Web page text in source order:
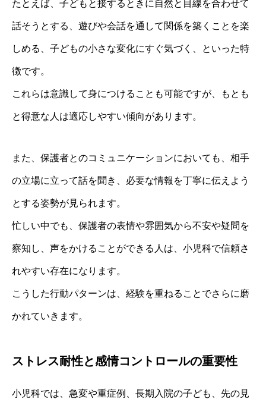
たとえば、子どもと接するときに自然と目線を合わせて
話そうとする、遊びや会話を通して関係を築くことを楽
しめる、子どもの小さな変化にすぐ気づく、といった特
徴です。
これらは意識して身につけることも可能ですが、もとも
と得意な人は適応しやすい傾向があります。
また、保護者とのコミュニケーションにおいても、相手
の立場に立って話を聞き、必要な情報を丁寧に伝えよう
とする姿勢が見られます。
忙しい中でも、保護者の表情や雰囲気から不安や疑問を
察知し、声をかけることができる人は、小児科で信頼さ
れやすい存在になります。
こうした行動パターンは、経験を重ねることでさらに磨
かれていきます。
ストレス耐性と感情コントロールの重要性
小児科では、急変や重症例、長期入院の子ども、先の見